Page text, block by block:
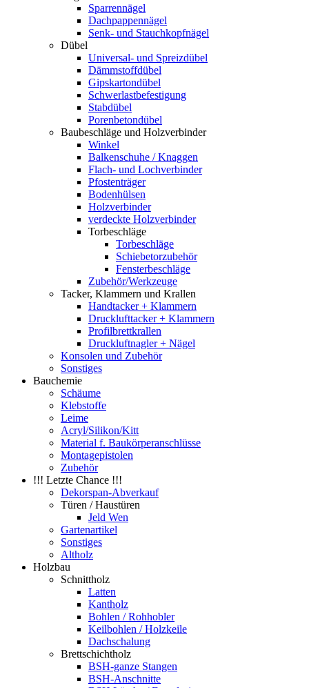
Sparrennägel
Dachpappennägel
Senk- und Stauchkopfnägel
Dübel
Universal- und Spreizdübel
Dämmstoffdübel
Gipskartondübel
Schwerlastbefestigung
Stabdübel
Porenbetondübel
Baubeschläge und Holzverbinder
Winkel
Balkenschuhe / Knaggen
Flach- und Lochverbinder
Pfostenträger
Bodenhülsen
Holzverbinder
verdeckte Holzverbinder
Torbeschläge
Torbeschläge
Schiebetorzubehör
Fensterbeschläge
Zubehör/Werkzeuge
Tacker, Klammern und Krallen
Handtacker + Klammern
Drucklufttacker + Klammern
Profilbrettkrallen
Druckluftnagler + Nägel
Konsolen und Zubehör
Sonstiges
Bauchemie
Schäume
Klebstoffe
Leime
Acryl/Silikon/Kitt
Material f. Baukörperanschlüsse
Montagepistolen
Zubehör
!!! Letzte Chance !!!
Dekorspan-Abverkauf
Türen / Haustüren
Jeld Wen
Gartenartikel
Sonstiges
Altholz
Holzbau
Schnittholz
Latten
Kantholz
Bohlen / Rohhobler
Keilbohlen / Holzkeile
Dachschalung
Brettschichtholz
BSH-ganze Stangen
BSH-Anschnitte